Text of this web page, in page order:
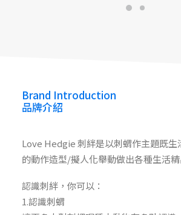
Brand Introduction
品牌介紹
Love Hedgie 刺絆是以刺蝟作主題既生
的動作造型/擬人化舉動做出各種生活精
認識刺絆，你可以：
1.認識刺蝟